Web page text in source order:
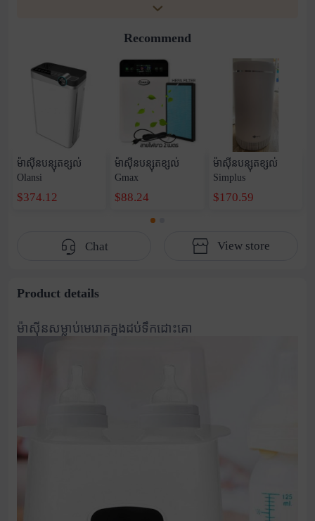
merchatn number:010433393 Wownow customer service
Recommend
ម៉ាស៊ីនបន្សុតខ្សល់
Olansi
$374.12
ម៉ាស៊ីនបន្សុតខ្សល់
Gmax
$88.24
ម៉ាស៊ីនបន្សុតខ្សល់
Simplus
$170.59
Chat View store
Product details
ម៉ាស៊ីនសម្លាប់មេរោគក្នុងដប់ទឹកដោះគោ